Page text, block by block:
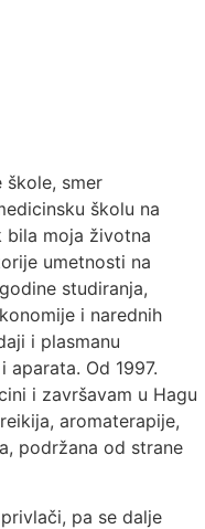
škole, smer
školu na
bila moja životna
umetnosti na
studiranja,
i narednih
i plasmanu
Od 1997.
i završavam u Hagu
aromaterapije,
podržana od strane
pa se dalje